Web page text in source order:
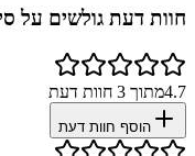
חוות דעת גולשים על
4.7מתוך 3 חוות דעת
הוסף חוות דעת